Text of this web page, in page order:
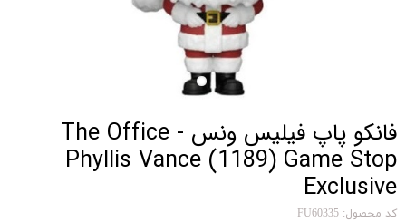
فانکو پاپ فیلیس ونس The Office -
Phyllis Vance (1189) Game Stop
Exclusive
کد محصول: FU60335